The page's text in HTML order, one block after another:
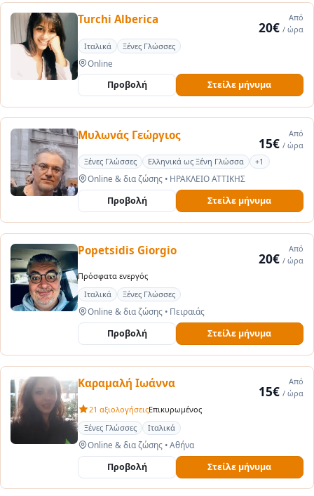
Turchi Alberica Από
20€ / ώρα
Ιταλικά
Ξένες Γλώσσες
Online
Προβολή Στείλε μήνυμα
Μυλωνάς Γεώργιος Από
15€ / ώρα
Ξένες Γλώσσες
Ελληνικά ως Ξένη Γλώσσα +1
Online & δια ζώσης •ΗΡΑΚΛΕΙΟ ΑΤΤΙΚΗΣ
Προβολή Στείλε μήνυμα
Popetsidis Giorgio Από
20€ / ώρα
Πρόσφατα ενεργός
Ιταλικά
Ξένες Γλώσσες
Online & δια ζώσης •Πειραιάς
Προβολή Στείλε μήνυμα
Καραμαλή Ιωάννα Από
15€ / ώρα
21 αξιολογήσειςΕπικυρωμένος
Ξένες Γλώσσες
Ιταλικά
Online & δια ζώσης •Αθήνα
Προβολή Στείλε μήνυμα